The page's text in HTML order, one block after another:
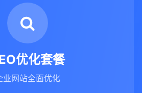
优化套餐
业网站全面优化